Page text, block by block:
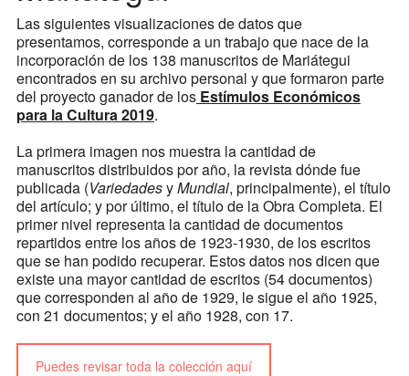
Las siguientes visualizaciones de datos que
presentamos, corresponde a un trabajo que nace de la
incorporación de los 138 manuscritos de Mariátegui
encontrados en su archivo personal y que formaron parte
del proyecto ganador de los Estímulos Económicos
para la Cultura 2019.
La primera imagen nos muestra la cantidad de
manuscritos distribuidos por año, la revista dónde fue
publicada (VariedadesyMundial, principalmente), el título
del artículo; y por último, el título de la Obra Completa. El
primer nivel representa la cantidad de documentos
repartidos entre los años de 1923-1930, de los escritos
que se han podido recuperar. Estos datos nos dicen que
existe una mayor cantidad de escritos (54 documentos)
que corresponden al año de 1929, le sigue el año 1925,
con 21 documentos; y el año 1928, con 17.
Puedes revisar toda la colección aquí